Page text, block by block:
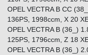
OPEL VECTRA B CC
136PS, 1998ccm, X 20
OPEL VECTRA B (36_)
125PS, 1796ccm, Z 18
OPEL VECTRA B (36_)